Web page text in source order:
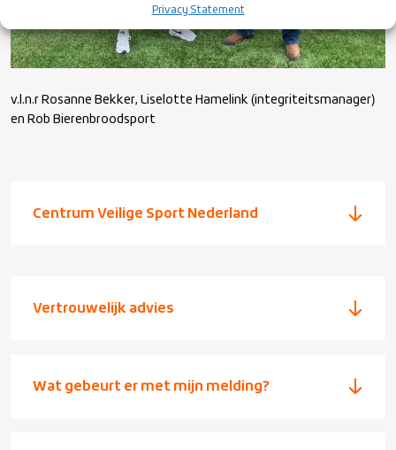
Privacy Statement
v.l.n.r Rosanne Bekker, Liselotte Hamelink (integriteitsmanager)
en Rob Bierenbroodsport
Centrum Veilige Sport Nederland
Vertrouwelijk advies
Wat gebeurt er met mijn melding?